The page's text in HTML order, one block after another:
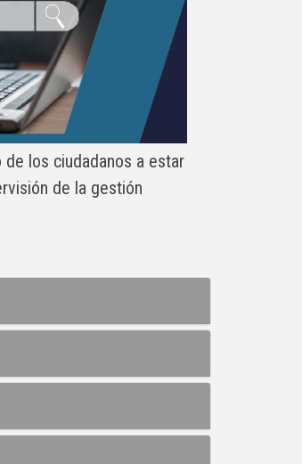
los ciudadanos a estar
de la gestión